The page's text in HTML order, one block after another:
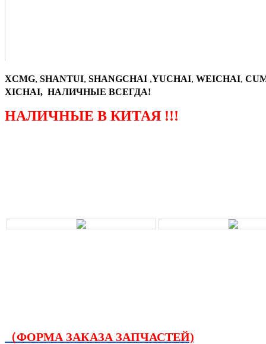
XCMG, SHANTUI, SHANGCHAI ,YUCHAI, WEICHAI,
XICHAI, НАЛИЧНЫЕ ВСЕГДА!
НАЛИЧНЫЕ В КИТАЯ !!!
（ФОРМА ЗАКАЗА ЗАПЧАСТЕЙ)